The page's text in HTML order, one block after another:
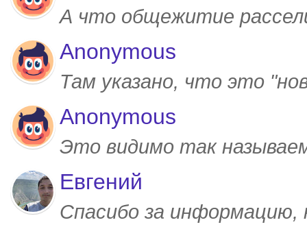
А что общежитие
Anonymous
Там указано, что это
Anonymous
Это видимо так
Евгений
Спасибо за